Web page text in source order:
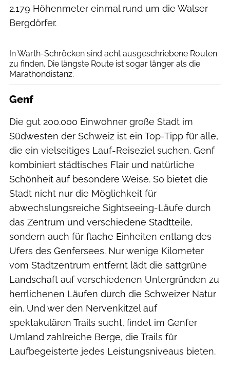
2.179 Höhenmeter einmal rund um die Walser
Bergdörfer.
In Warth-Schröcken sind acht ausgeschriebene Routen
zu finden. Die längste Route ist sogar länger als die
Marathondistanz.
Genf
Die gut 200.000 Einwohner große Stadt im
Südwesten der Schweiz ist ein Top-Tipp für alle,
die ein vielseitiges Lauf-Reiseziel suchen. Genf
kombiniert städtisches Flair und natürliche
Schönheit auf besondere Weise. So bietet die
Stadt nicht nur die Möglichkeit für
abwechslungsreiche Sightseeing-Läufe durch
das Zentrum und verschiedene Stadtteile,
sondern auch für flache Einheiten entlang des
Ufers des Genfersees. Nur wenige Kilometer
vom Stadtzentrum entfernt lädt die sattgrüne
Landschaft auf verschiedenen Untergründen zu
herrlichenen Läufen durch die Schweizer Natur
ein. Und wer den Nervenkitzel auf
spektakulären Trails sucht, findet im Genfer
Umland zahlreiche Berge, die Trails für
Laufbegeisterte jedes Leistungsniveaus bieten.